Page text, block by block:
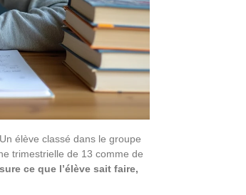
élève classé dans le groupe
trimestrielle de 13 comme de
ce que l’élève sait faire,